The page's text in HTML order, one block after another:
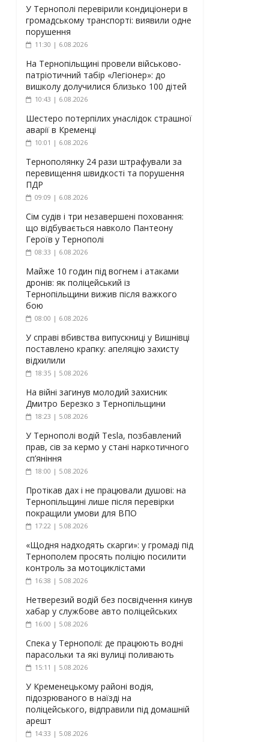
У Тернополі перевірили кондиціонери в
громадському транспорті: виявили одне
порушення
11:30 | 6.08.2026
На Тернопільщині провели військово-
патріотичний табір «Легіонер»: до
вишколу долучилися близько 100 дітей
10:43 | 6.08.2026
Шестеро потерпілих унаслідок страшної
аварії в Кременці
10:01 | 6.08.2026
Тернополянку 24 рази штрафували за
перевищення швидкості та порушення
ПДР
09:09 | 6.08.2026
Сім судів і три незавершені поховання:
що відбувається навколо Пантеону
Героїв у Тернополі
08:33 | 6.08.2026
Майже 10 годин під вогнем і атаками
дронів: як поліцейський із
Тернопільщини вижив після важкого
бою
08:00 | 6.08.2026
У справі вбивства випускниці у Вишнівці
поставлено крапку: апеляцію захисту
відхилили
18:35 | 5.08.2026
На війні загинув молодий захисник
Дмитро Березко з Тернопільщини
18:23 | 5.08.2026
У Тернополі водій Tesla, позбавлений
прав, сів за кермо у стані наркотичного
сп’яніння
18:00 | 5.08.2026
Протікав дах і не працювали душові: на
Тернопільщині лише після перевірки
покращили умови для ВПО
17:22 | 5.08.2026
«Щодня надходять скарги»: у громаді під
Тернополем просять поліцію посилити
контроль за мотоциклістами
16:38 | 5.08.2026
Нетверезий водій без посвідчення кинув
хабар у службове авто поліцейських
16:00 | 5.08.2026
Спека у Тернополі: де працюють водні
парасольки та які вулиці поливають
15:11 | 5.08.2026
У Кременецькому районі водія,
підозрюваного в наїзді на
поліцейського, відправили під домашній
арешт
14:33 | 5.08.2026